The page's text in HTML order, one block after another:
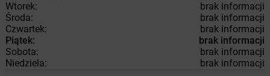
Wtorek:
brak informacji
Środa:
brak informacji
Czwartek:
brak informacji
Piątek:
brak informacji
Sobota:
brak informacji
Niedziela:
brak informacji